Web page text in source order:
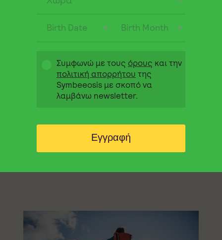
Birth Date Birth Month
Συμφωνώ με τους όρους και την
πολιτική απορρήτου της
Symbeeosis με σκοπό να
λαμβάνω newsletter.
Εγγραφή